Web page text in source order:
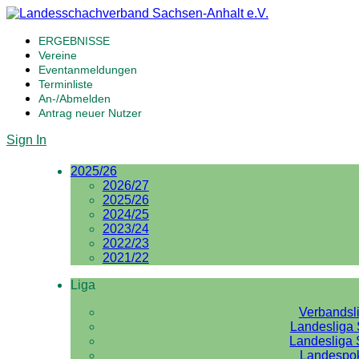
ERGEBNISSE
Vereine
Eventanmeldungen
Terminliste
An-/Abmelden
Antrag neuer Nutzer
Sign In
2025/26
2026/27
2025/26
2024/25
2023/24
2022/23
2021/22
Liga
Landesliga
Landesliga